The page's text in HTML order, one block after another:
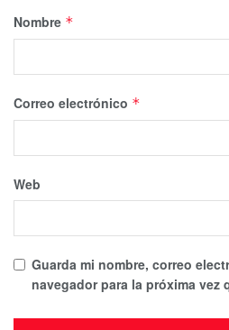
Nombre *
Correo electrónico *
Web
Guarda mi nombre, correo
navegador para la próxima vez